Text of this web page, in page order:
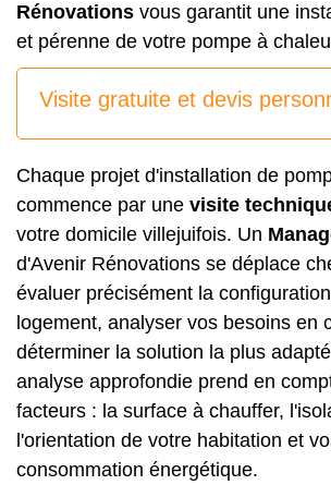
Rénovations vous garantit une
et pérenne de votre pompe à
Visite gratuite et devis
Chaque projet d'installation de
commence par une visite
votre domicile villejuifois. Un
d'Avenir Rénovations se déplace
évaluer précisément la
logement, analyser vos besoins en
déterminer la solution la plus
analyse approfondie prend en
facteurs : la surface à chauffer,
l'orientation de votre habitation et
consommation énergétique.